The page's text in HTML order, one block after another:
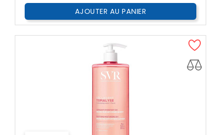
AJOUTER AU PANIER